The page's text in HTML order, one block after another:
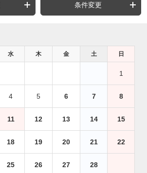
条件変更
水 木 金 土 日
1
4 5 6 7 8
11 12 13 14 15
18 19 20 21 22
25 26 27 28